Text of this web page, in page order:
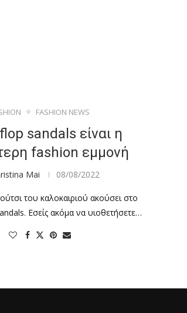
FASHION NEWS
sandals είναι η
fashion εμμονή
Mai 08/08/2022
του καλοκαιριού ακούσει στο
Εσείς ακόμα να υιοθετήσετε…